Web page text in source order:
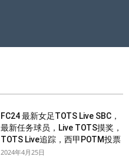
FC24 最新女足TOTS Live SBC，
最新任务球员，Live TOTS摸奖，
TOTS Live追踪，西甲POTM投票
2024年4月25日